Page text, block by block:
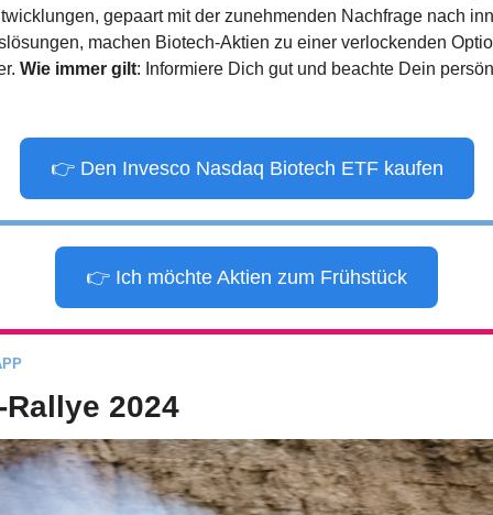
gepaart mit der zunehmenden Nachfrage nach
machen Biotech-Aktien zu einer verlockenden
Wie immer gilt: Informiere Dich gut und beachte Dein
👉 Den Invesco Nasdaq Biotech ETF kaufen
👉 Ich möchte Aktien zum Frühstück
Rallye 2024